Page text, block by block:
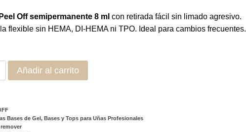
Off semipermanente 8 ml con retirada fácil sin limado agresivo.
flexible sin HEMA, DI-HEMA ni TPO. Ideal para cambios frecuentes.
Añadir al carrito
Bases de Gel, Bases y Tops para Uñas Profesionales
remover